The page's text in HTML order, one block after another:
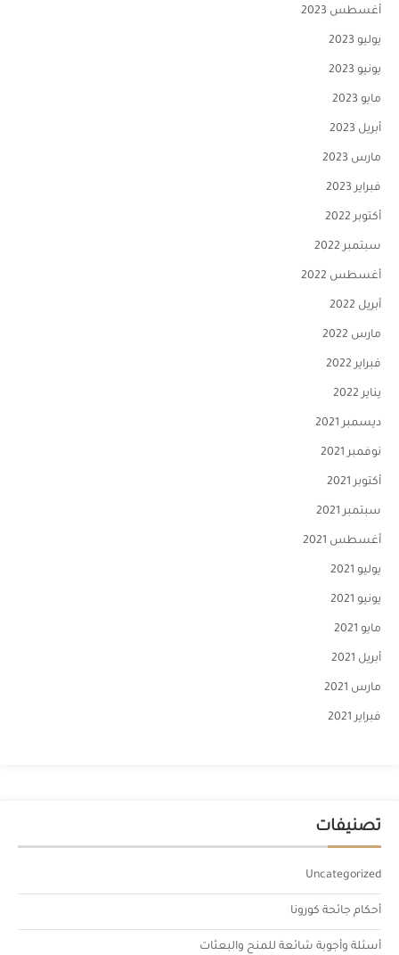
أغسطس 2023
يوليو 2023
يونيو 2023
مايو 2023
أبريل 2023
مارس 2023
فبراير 2023
أكتوبر 2022
سبتمبر 2022
أغسطس 2022
أبريل 2022
مارس 2022
فبراير 2022
يناير 2022
ديسمبر 2021
نوفمبر 2021
أكتوبر 2021
سبتمبر 2021
أغسطس 2021
يوليو 2021
يونيو 2021
مايو 2021
أبريل 2021
مارس 2021
فبراير 2021
تصنيفات
Uncategorized
أحكام جائحة كورونا
أسئلة وأجوبة شائعة للمنح والبعثات